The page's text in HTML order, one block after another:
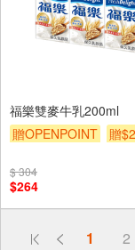
福樂雙麥牛乳200ml
贈OPENPOINT
贈
$ 304
$264
1 2
偏